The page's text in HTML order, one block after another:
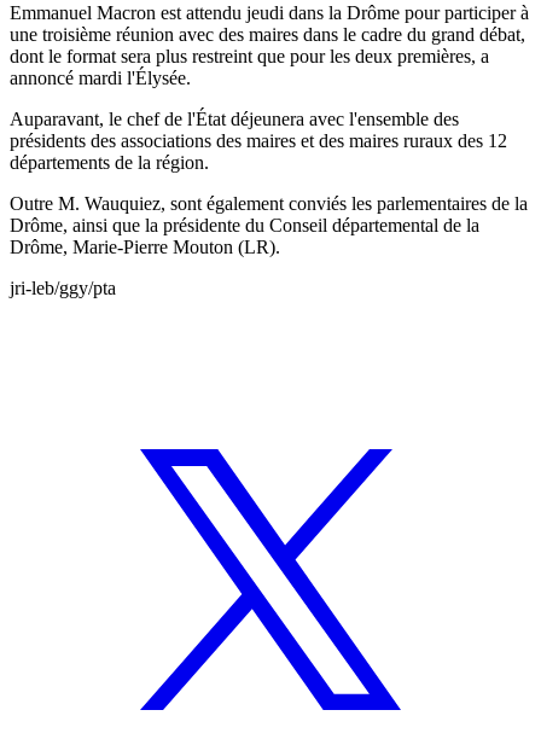
Emmanuel Macron est attendu jeudi dans la Drôme pour participer à
une troisième réunion avec des maires dans le cadre du grand débat,
dont le format sera plus restreint que pour les deux premières, a
annoncé mardi l'Élysée.
Auparavant, le chef de l'État déjeunera avec l'ensemble des
présidents des associations des maires et des maires ruraux des 12
départements de la région.
Outre M. Wauquiez, sont également conviés les parlementaires de la
Drôme, ainsi que la présidente du Conseil départemental de la
Drôme, Marie-Pierre Mouton (LR).
jri-leb/ggy/pta